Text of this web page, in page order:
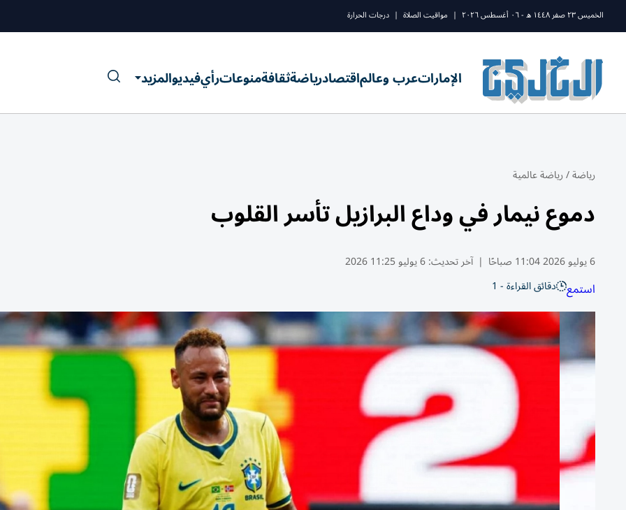
الخميس ٢٣ صفر ١٤٤٨ ه - ٠٦ أغسطس ٢٠٢٦ | مواقيت الصلاة | درجات الحرارة
الإماراتعرب وعالماقتصادرياضةثقافةمنوعاترأيفيديوالمزيد
رياضة/رياضة عالمية
دموع نيمار في وداع البرازيل تأسر القلوب
6 يوليو 2026 11:04 صباحًا | آخر تحديث:6 يوليو 11:25 2026
استمع دقائق القراءة - 1